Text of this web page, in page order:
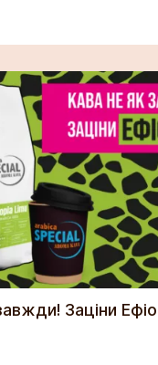
Заціни